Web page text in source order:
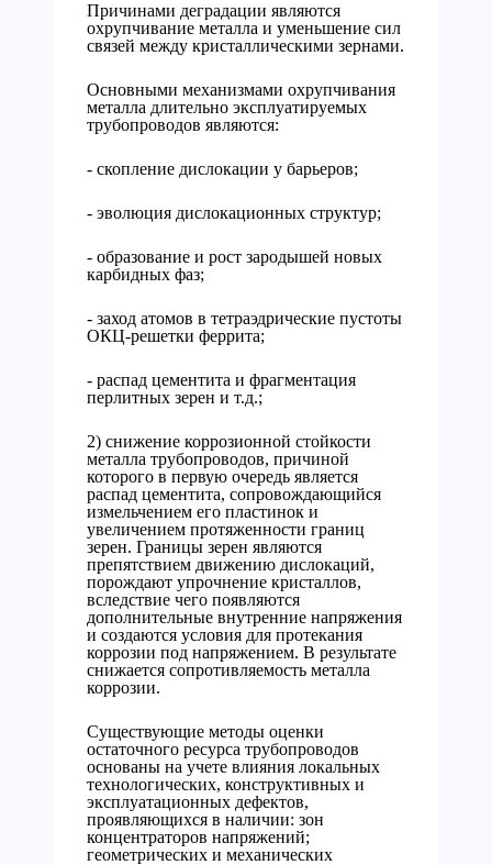
Причинами деградации являются
охрупчивание металла и уменьшение сил
связей между кристаллическими зернами.
Основными механизмами охрупчивания
металла длительно эксплуатируемых
трубопроводов являются:
- скопление дислокации у барьеров;
- эволюция дислокационных структур;
- образование и рост зародышей новых
карбидных фаз;
- заход атомов в тетраэдрические пустоты
ОКЦ-решетки феррита;
- распад цементита и фрагментация
перлитных зерен и т.д.;
2) снижение коррозионной стойкости
металла трубопроводов, причиной
которого в первую очередь является
распад цементита, сопровождающийся
измельчением его пластинок и
увеличением протяженности границ
зерен. Границы зерен являются
препятствием движению дислокаций,
порождают упрочнение кристаллов,
вследствие чего появляются
дополнительные внутренние напряжения
и создаются условия для протекания
коррозии под напряжением. В результате
снижается сопротивляемость металла
коррозии.
Существующие методы оценки
остаточного ресурса трубопроводов
основаны на учете влияния локальных
технологических, конструктивных и
эксплуатационных дефектов,
проявляющихся в наличии: зон
концентраторов напряжений;
геометрических и механических